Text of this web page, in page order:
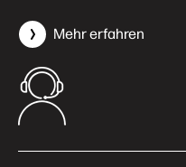
Mehr erfahren